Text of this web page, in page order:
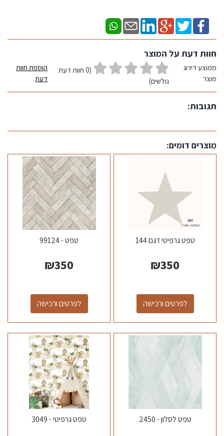
חוות דעת על המוצר
ממוצע דירוג
מוצר
(0 חוות דעת
גולשים)
הוספת חוות
דעת
תגובות:
מוצרים דומים:
טפט גרפיטי דגם 144
₪350
לפרטים ורכישה
טפט - 99124
₪350
לפרטים ורכישה
טפט לסלון - 2450 טפט גרפיטי - 3049